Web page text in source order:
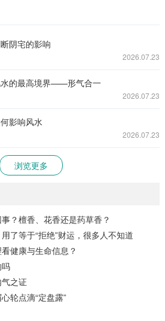
阴宅的影响
2026.07.23
水的最高境界——形气合一
2026.07.23
影响风水
2026.07.23
浏览更多
？檀香、花香还是药草香？
了等于“拒绝”财运，很多人不知道
健康与生命信息？
之证
轮点滴“定盘露”